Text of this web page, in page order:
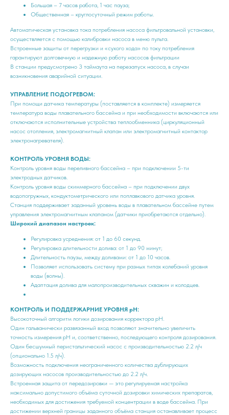
Большая – 7 часов работа, 1 час пауза;
Общественная – круглосуточный режим работы.
Автоматическая установка тока потребления насоса фильтровальной установки,
осуществляется с помощью калибровки насоса в меню пульта.
Встроенные защиты от перегрузки и «сухого хода» по току потребления
гарантируют долговечную и надежную работу насосов фильтрации
В станции предусмотрено 3 таймаута на перезапуск насоса, в случаи
возникновения аварийной ситуации.
УПРАВЛЕНИЕ ПОДОГРЕВОМ:
При помощи датчика температуры (поставляется в комплекте) измеряется
температура воды плавательного бассейна и при необходимости включаются или
отключаются исполнительные устройства теплообменника (циркуляционный
насос отопления, электромагнитный клапан или электромагнитный контактор
электронагревателя).
КОНТРОЛЬ УРОВНЯ ВОДЫ:
Контроль уровня воды переливного бассейна – при подключении 5-ти
электродных датчиков.
Контроль уровня воды скиммерного бассейна – при подключении двух
водопогружных, кондуктометрического или поплавкового датчика уровня.
Станция поддерживает заданный уровень воды в плавательном бассейне путем
управления электромагнитным клапаном (датчики приобретаются отдельно).
Широкий диапазон настроек:
Регулировка усреднения: от 1 до 60 секунд.
Регулировка длительности долива: от 1 до 90 минут;
Длительность паузы, между доливами: от 1 до 10 часов.
Позволяет использовать систему при разных типах колебаний уровня
воды (волны).
Адаптация долива для малопроизводительных скважин и колодцев.
КОНТРОЛЬ И ПОДДЕРЖАРНИЕ УРОВНЯ pH:
Высокоточный алгоритм логики дозирования корректора pH.
Один гальванически развязанный вход позволяют значительно увеличить
точность измерения рH и, соответственно, последующего контроля дозирования.
Один бесшумный перистальтический насос с производительностью 2.2 л/ч
(опционально 1.5 л/ч).
Возможность подключения неограниченного количества дублирующих
дозирующих насосов производительностью до 2.2 л/ч.
Встроенная защита от передозировки — это регулируемая настройка
максимально допустимого объёма суточной дозировки химических препаратов,
необходимых для достижения требуемой концентрации в воде бассейна. При
достижении верхней границы заданного объёма станция останавливает процесс